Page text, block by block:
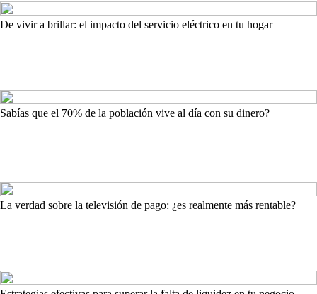
De vivir a brillar: el impacto del servicio eléctrico en tu hogar
Sabías que el 70% de la población vive al día con su dinero?
La verdad sobre la televisión de pago: ¿es realmente más rentable?